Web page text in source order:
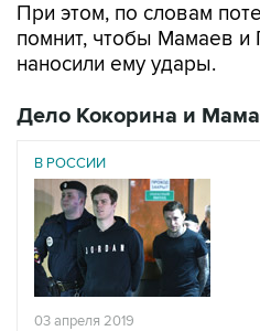
При этом, по словам
помнит, чтобы Мамаев и
наносили ему удары.
Дело Кокорина и
В РОССИИ
03 апреля 2019